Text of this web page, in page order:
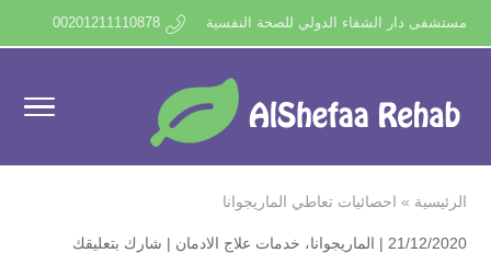
مستشفى دار الشفاء الدولي للصحة النفسية 00201211110878
الرئيسية » احصائيات تعاطي الماريجوانا
21/12/2020 | الماريجوانا، خدمات علاج الادمان | شارك بتعليقك